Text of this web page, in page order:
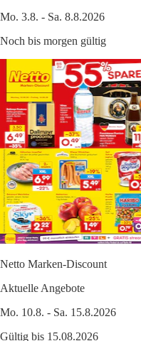
Mo. 3.8. - Sa. 8.8.2026
Noch bis morgen gültig
Netto Marken-Discount
Aktuelle Angebote
Mo. 10.8. - Sa. 15.8.2026
Gültig bis 15.08.2026